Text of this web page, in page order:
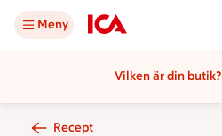
Meny
Vilken är din butik?
Recept